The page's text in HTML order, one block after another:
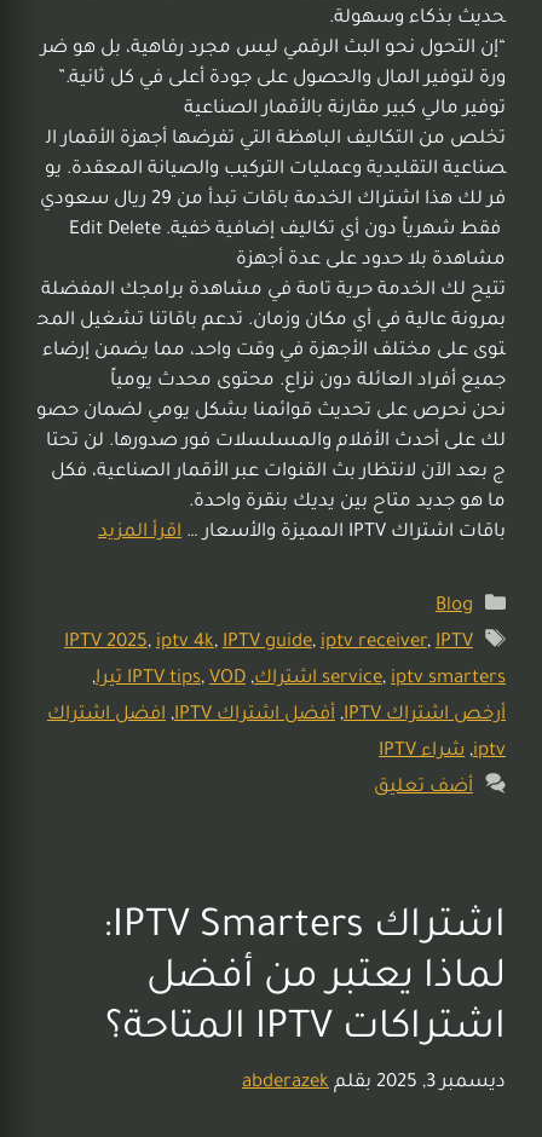
حديث بذكاء وسهولة.
“إن التحول نحو البث الرقمي ليس مجرد رفاهية، بل هو ضر
ورة لتوفير المال والحصول على جودة أعلى في كل ثانية.”
توفير مالي كبير مقارنة بالأقمار الصناعية
تخلص من التكاليف الباهظة التي تفرضها أجهزة الأقمار ال
صناعية التقليدية وعمليات التركيب والصيانة المعقدة. يو
فر لك هذا اشتراك الخدمة باقات تبدأ من 29 ريال سعودي
فقط شهرياً دون أي تكاليف إضافية خفية. Edit Delete
مشاهدة بلا حدود على عدة أجهزة
تتيح لك الخدمة حرية تامة في مشاهدة برامجك المفضلة
بمرونة عالية في أي مكان وزمان. تدعم باقاتنا تشغيل المح
توى على مختلف الأجهزة في وقت واحد، مما يضمن إرضاء
جميع أفراد العائلة دون نزاع. محتوى محدث يومياً
نحن نحرص على تحديث قوائمنا بشكل يومي لضمان حصو
لك على أحدث الأفلام والمسلسلات فور صدورها. لن تحتا
ج بعد الآن لانتظار بث القنوات عبر الأقمار الصناعية، فكل
ما هو جديد متاح بين يديك بنقرة واحدة.
باقات اشتراك IPTV المميزة والأسعار …
اقرأ المزيد
Blog
IPTV 2025,iptv 4k,IPTV guide,iptv receiver,IPTV
service, iptv smarters اشتراك ,
IPTV tips, VOD تيرا
,
أرخص اشتراك IPTV
, أفضل اشتراك IPTV , افضل اشتراك
iptv
, شراء IPTV
أضف تعليق
اشتراك IPTV Smarters:
لماذا يعتبر من أفضل
اشتراكات IPTV المتاحة؟
ديسمبر 3, 2025 بقلم abderazek